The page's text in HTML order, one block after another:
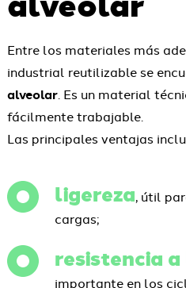
Entre los materiales más
industrial reutilizable se
alveolar. Es un material
fácilmente trabajable.
Las principales ventajas
ligereza, útil
cargas;
resistencia
importante en los